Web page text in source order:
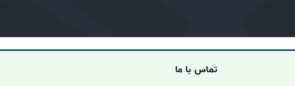
تماس با ما